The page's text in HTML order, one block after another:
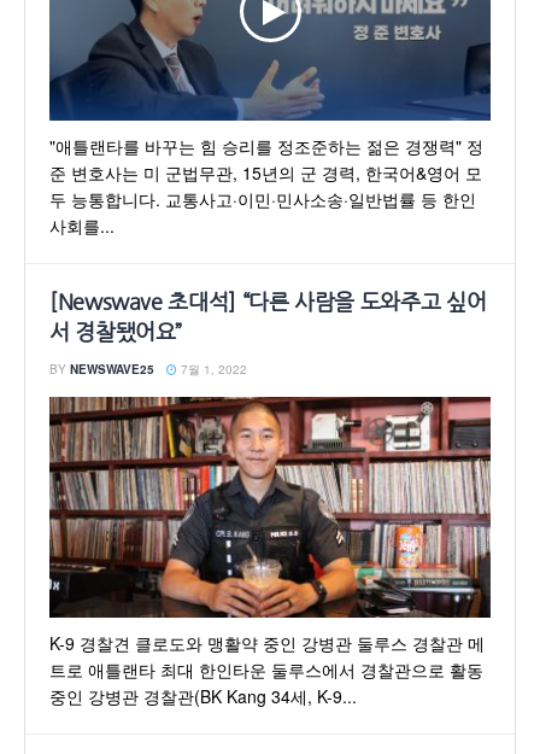
"애틀랜타를 바꾸는 힘 승리를 정조준하는 젊은 경쟁력" 정
준 변호사는 미 군법무관, 15년의 군 경력, 한국어&영어 모
두 능통합니다. 교통사고·이민·민사소송·일반법률 등 한인
사회를...
[Newswave 초대석] “다른 사람을 도와주고 싶어
서 경찰됐어요”
BY NEWSWAVE25 7월 1, 2022
K-9 경찰견 클로도와 맹활약 중인 강병관 둘루스 경찰관 메
트로 애틀랜타 최대 한인타운 둘루스에서 경찰관으로 활동
중인 강병관 경찰관(BK Kang 34세, K-9...